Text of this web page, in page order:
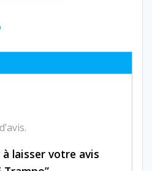
laisser votre avis